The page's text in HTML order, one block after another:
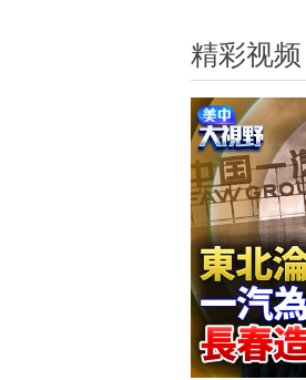
精彩视频